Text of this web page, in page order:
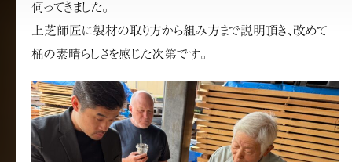
伺ってきました。
上芝師匠に製材の取り方から組み方まで説明頂き、改めて
桶の素晴らしさを感じた次第です。